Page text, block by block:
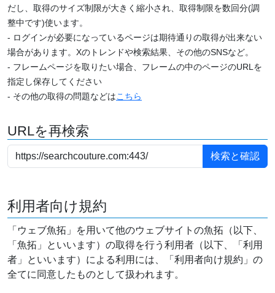
だし、取得のサイズ制限が大きく縮小され、取得制限を数回分(調
整中です)使います。
- ログインが必要になっているページは期待通りの取得が出来ない
場合があります。Xのトレンドや検索結果、その他のSNSなど。
- フレームページを取りたい場合、フレームの中のページのURLを
指定し保存してください
- その他の取得の問題などはこちら
URLを再検索
利用者向け規約
「ウェブ魚拓」を用いて他のウェブサイトの魚拓（以下、
「魚拓」といいます）の取得を行う利用者（以下、「利用
者」といいます）による利用には、「利用者向け規約」の
全てに同意したものとして扱われます。